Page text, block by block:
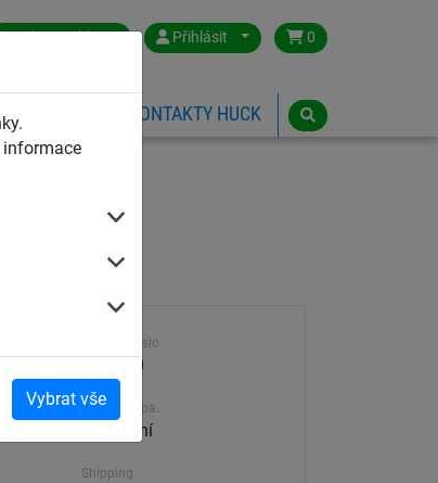
informace
Vybrat vše
Czech Republic Přihlásit 0
KONTAKTY HUCK
Výrobek číslo
4639-10
Dodací doba.
30-45 dní
Shipping